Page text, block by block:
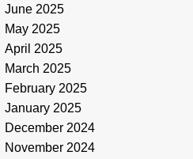
June 2025
May 2025
April 2025
March 2025
February 2025
January 2025
December 2024
November 2024